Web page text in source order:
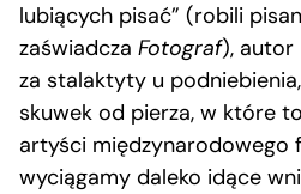
lubiących pisać” (robili
zaświadcza Fotograf), autor
za stalaktyty u
skuwek od pierza, w które
artyści międzynarodowego
wyciągamy daleko idące